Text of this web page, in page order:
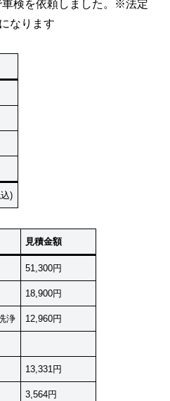
検を依頼しました。※法定
なります
)
見積金額
51,300円
18,900円
浄 12,960円
13,331円
3,564円